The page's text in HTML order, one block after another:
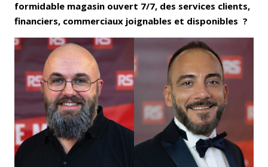
formidable magasin ouvert 7/7, des services clients,
financiers, commerciaux joignables et disponibles ?